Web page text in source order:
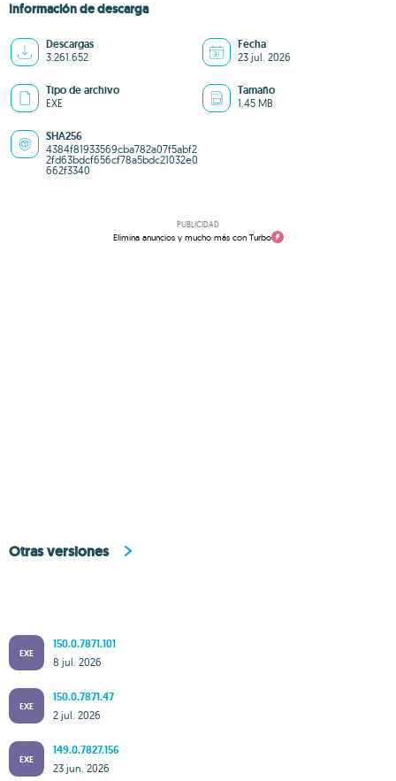
Información de descarga
Descargas
3.261.652
Fecha
23 jul. 2026
Tipo de archivo
EXE
Tamaño
1.45 MB
SHA256
4384f81933569cba782a07f5abf2
2fd63bdcf656cf78a5bdc21032e0
662f3340
PUBLICIDAD
Elimina anuncios y mucho más con Turbo
Otras versiones
EXE
150.0.7871.101
8 jul. 2026
EXE
150.0.7871.47
2 jul. 2026
EXE
149.0.7827.156
23 jun. 2026